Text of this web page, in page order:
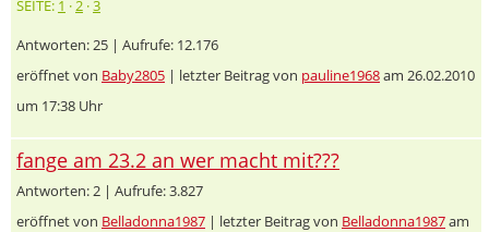
SEITE: 1 ·2 ·3
Antworten: 25 | Aufrufe: 12.176
eröffnet von Baby2805 | letzter Beitrag von pauline1968am 26.02.2010
um 17:38 Uhr
fange am 23.2 an wer macht mit???
Antworten: 2 | Aufrufe: 3.827
eröffnet von Belladonna1987 | letzter Beitrag von Belladonna1987am